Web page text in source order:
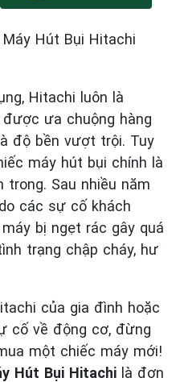
Hút Bụi Hitachi
Hitachi luôn là
ưa chuộng hàng
độ bền vượt trội. Tuy
máy hút bụi chính là
trong. Sau nhiều năm
các sự cố khách
bị ngẹt rác gây quá
trạng chập cháy, hư
của gia đình hoặc
cố về động cơ, đừng
một chiếc máy mới!
Hút Bụi Hitachi là đơn